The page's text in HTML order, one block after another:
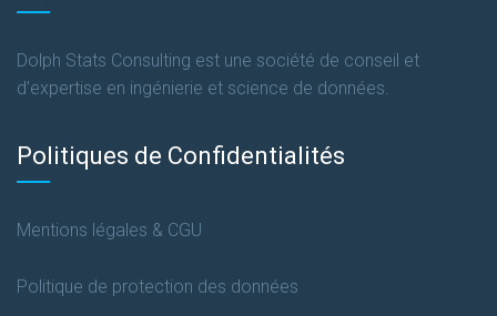
Dolph Stats Consulting est une société de conseil et
d’expertise en ingénierie et science de données.
Politiques de Confidentialités
Mentions légales & CGU
Politique de protection des données